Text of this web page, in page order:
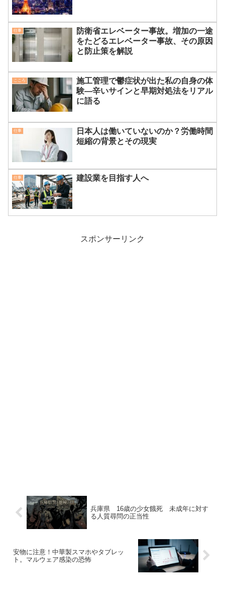
仕事
防衛省エレベーター事故。増加の一途
をたどるエレベーター事故、その原因
と防止策を解説
こころ
施工管理で鬱症状が出た私の自身の体
験—辛いサインと早期対処法をリアル
に語る
仕事
日本人は働いていないのか？労働時間
短縮の背景とその現実
仕事 建設業を目指す人へ
スポンサーリンク
兵庫県 16歳の少女餓死 未成年に対す
る人質尋問の正当性
安物に注意！中華製スマホやタブレッ
ト。マルウェア感染の恐怖